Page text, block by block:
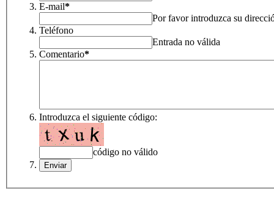
E-mail*
Por favor introduzca su
Teléfono
Entrada no válida
Comentario*
Introduzca el siguiente código:
código no válido